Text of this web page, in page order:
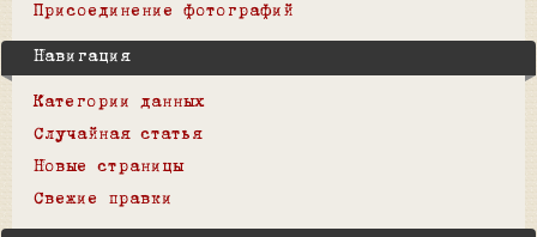
Присоединение фотографий
Навигация
Категории данных
Случайная статья
Новые страницы
Свежие правки